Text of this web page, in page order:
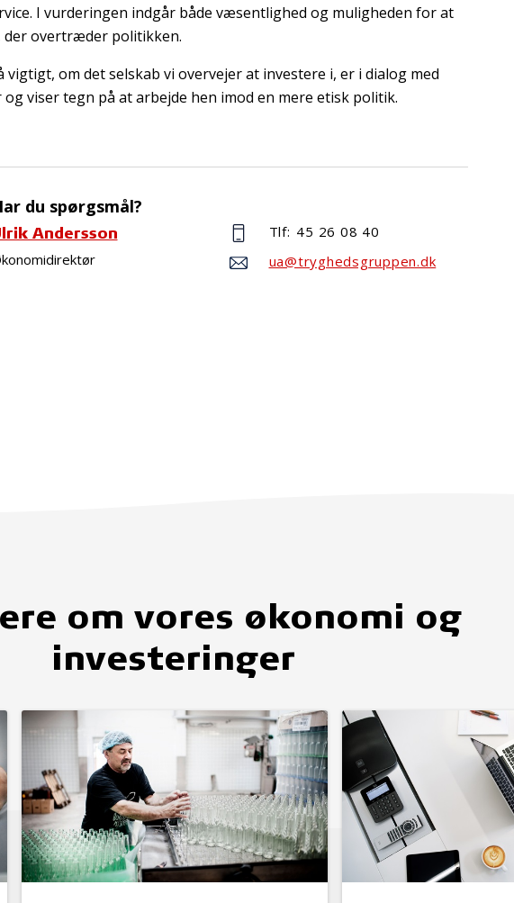
I vurderingen indgår både væsentlighed og muligheden for at
der overtræder politikken.
vigtigt, om det selskab vi overvejer at investere i, er i dialog med
viser tegn på at arbejde hen imod en mere etisk politik.
du spørgsmål?
Andersson Tlf: 45 26 08 40
ua@tryghedsgruppen.dk
om vores økonomi og
investeringer